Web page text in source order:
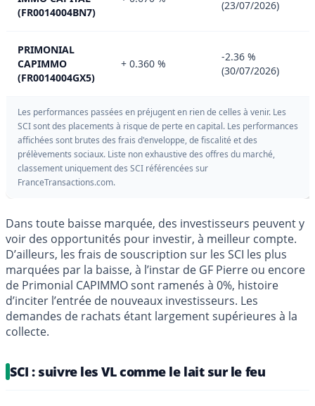
(FR0014004BN7)
(23/07/2026)
PRIMONIAL
CAPIMMO
(FR0014004GX5)
+ 0.360 %
-2.36 %
(30/07/2026)
Les performances passées en préjugent en rien de celles à venir. Les
SCI sont des placements à risque de perte en capital. Les performances
affichées sont brutes des frais d'enveloppe, de fiscalité et des
prélèvements sociaux. Liste non exhaustive des offres du marché,
classement uniquement des SCI référencées sur
FranceTransactions.com.
Dans toute baisse marquée, des investisseurs peuvent y
voir des opportunités pour investir, à meilleur compte.
D’ailleurs, les frais de souscription sur les SCI les plus
marquées par la baisse, à l’instar de GF Pierre ou encore
de Primonial CAPIMMO sont ramenés à 0%, histoire
d’inciter l’entrée de nouveaux investisseurs. Les
demandes de rachats étant largement supérieures à la
collecte.
SCI : suivre les VL comme le lait sur le feu